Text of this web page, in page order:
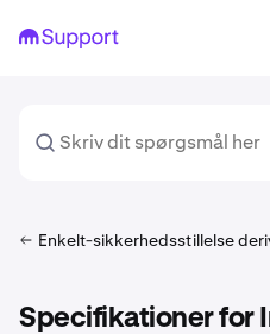
Enkelt-sikkerhedsstillelse
Specifikationer for